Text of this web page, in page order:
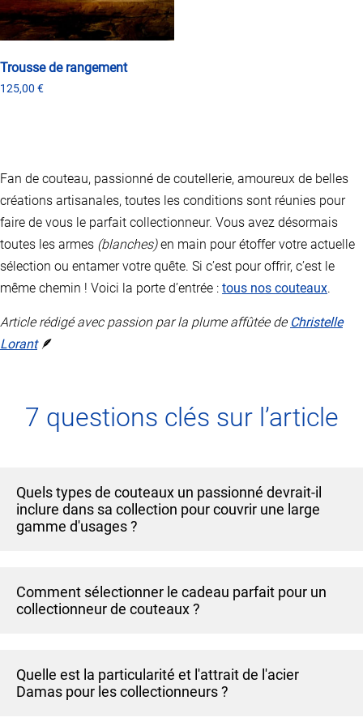
être
choisies
la
page
du
Trousse de rangement
125,00 €
Les
options
peuvent
être
choisies
sur
page
produit
Fan de couteau, passionné de coutellerie, amoureux de belles
créations artisanales, toutes les conditions sont réunies pour
faire de vous le parfait collectionneur. Vous avez désormais
toutes les armes (blanches)en main pour étoffer votre actuelle
sélection ou entamer votre quête. Si c’est pour offrir, c’est le
même chemin ! Voici la porte d’entrée : tous nos couteaux.
Article rédigé avec passion par la plume affûtée de Christelle
Lorant 🪶
7 questions clés sur l’article
Quels types de couteaux un passionné devrait-il
inclure dans sa collection pour couvrir une large
gamme d'usages ?
le monde de la coutellerie, une collection idéale
un couteau de chef pour les amateurs de cuisine, un
couteau polyvalent pour différents usages quotidiens, et
Comment sélectionner le cadeau parfait pour un
collectionneur de couteaux ?
en compte sa personnalité, ses passions et ses besoins
spécifiques. Pour un fan de gastronomie, un couteau de
Quelle est la particularité et l'attrait de l'acier
Damas pour les collectionneurs ?